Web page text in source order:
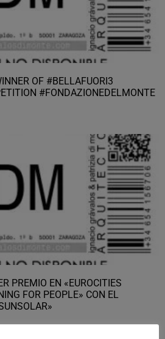
OF #BELLAFUORI3
#FONDAZIONEDELMONTE
PREMIO EN «EUROCITIES
FOR PEOPLE» CON EL